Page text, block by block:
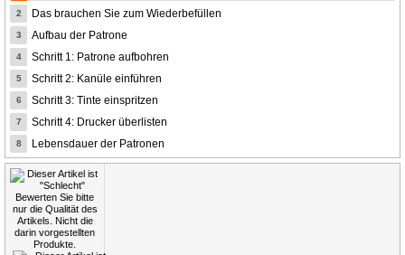
2 Das brauchen Sie zum Wiederbefüllen
3 Aufbau der Patrone
4 Schritt 1: Patrone aufbohren
5 Schritt 2: Kanüle einführen
6 Schritt 3: Tinte einspritzen
7 Schritt 4: Drucker überlisten
8 Lebensdauer der Patronen